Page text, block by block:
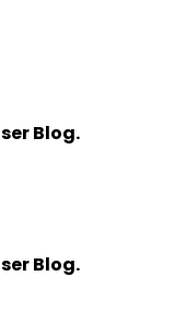
Blog.
Blog.